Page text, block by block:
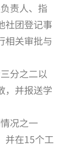
责人、指
社团登记事
相关审批与
分之二以
，并报送学
况之一
并在15个工